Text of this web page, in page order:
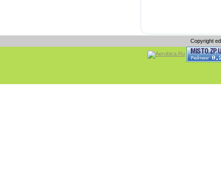
Copyright